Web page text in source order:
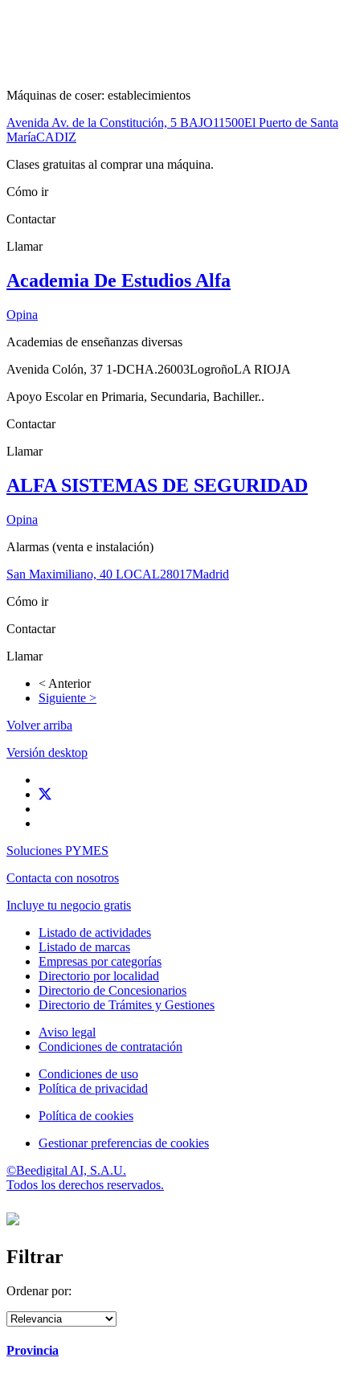
Máquinas de coser: establecimientos
Avenida Av. de la Constitución, 5 BAJO11500El Puerto de Santa
MaríaCADIZ
Clases gratuitas al comprar una máquina.
Cómo ir
Contactar
Llamar
Academia De Estudios Alfa
Opina
Academias de enseñanzas diversas
Avenida Colón, 37 1-DCHA.26003LogroñoLA RIOJA
Apoyo Escolar en Primaria, Secundaria, Bachiller..
Contactar
Llamar
ALFA SISTEMAS DE SEGURIDAD
Opina
Alarmas (venta e instalación)
San Maximiliano, 40 LOCAL28017Madrid
Cómo ir
Contactar
Llamar
< Anterior
Siguiente >
Volver arriba
Versión desktop
Soluciones PYMES
Contacta con nosotros
Incluye tu negocio gratis
Listado de actividades
Listado de marcas
Empresas por categorías
Directorio por localidad
Directorio de Concesionarios
Directorio de Trámites y Gestiones
Aviso legal
Condiciones de contratación
Condiciones de uso
Política de privacidad
Política de cookies
Gestionar preferencias de cookies
©Beedigital AI, S.A.U.
Todos los derechos reservados.
Filtrar
Ordenar por:
Provincia